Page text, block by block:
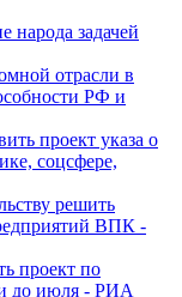
народа задачей
отрасли в
РФ и
проект указа о
соцсфере,
решить
ВПК -
проект по
до июля - РИА